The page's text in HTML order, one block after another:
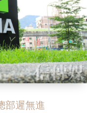
部遲無進